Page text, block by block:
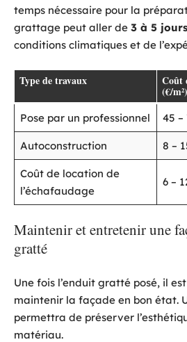
temps nécessaire pour la
grattage peut aller de 3 à 5 jours
conditions climatiques et de
Type de travaux Coût
(€/m²)
Pose par un professionnel 45 –
Autoconstruction 8 –
Coût de location de
l’échafaudage
6 –
Maintenir et entretenir une
gratté
Une fois l’enduit gratté posé, il
maintenir la façade en bon état.
permettra de préserver
matériau.